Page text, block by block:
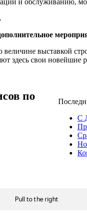
выставкой
здесь свои новейшие
С
по